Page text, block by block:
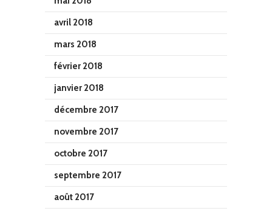
avril 2018
mars 2018
février 2018
janvier 2018
décembre 2017
novembre 2017
octobre 2017
septembre 2017
août 2017